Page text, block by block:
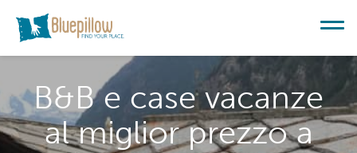
B&B e case vacanze
al miglior prezzo a